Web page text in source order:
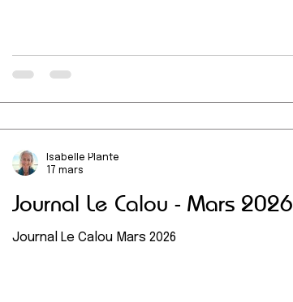
Journal Le Calou - Mars 2026
Journal Le Calou Mars 2026
Isabelle Plante
17 mars